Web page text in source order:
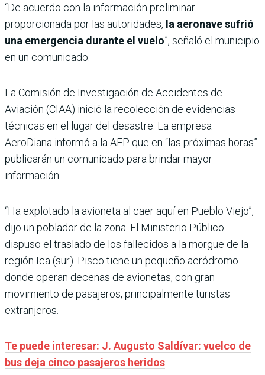
“De acuerdo con la información preliminar
proporcionada por las autoridades, la aeronave sufrió
una emergencia durante el vuelo”, señaló el municipio
en un comunicado.
La Comisión de Investigación de Accidentes de
Aviación (CIAA) inició la recolección de evidencias
técnicas en el lugar del desastre. La empresa
AeroDiana informó a la AFP que en “las próximas horas”
publicarán un comunicado para brindar mayor
información.
“Ha explotado la avioneta al caer aquí en Pueblo Viejo”,
dijo un poblador de la zona. El Ministerio Público
dispuso el traslado de los fallecidos a la morgue de la
región Ica (sur). Pisco tiene un pequeño aeródromo
donde operan decenas de avionetas, con gran
movimiento de pasajeros, principalmente turistas
extranjeros.
Te puede interesar: J. Augusto Saldívar: vuelco de
bus deja cinco pasajeros heridos